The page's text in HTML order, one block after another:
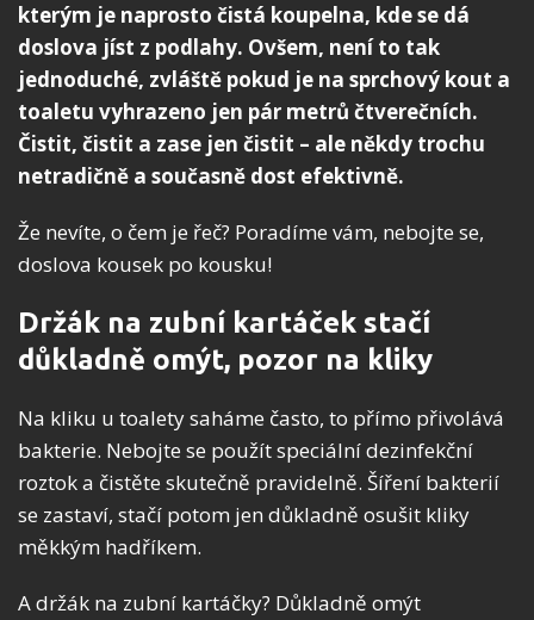
kterým je naprosto čistá koupelna, kde se dá
doslova jíst z podlahy. Ovšem, není to tak
jednoduché, zvláště pokud je na sprchový kout a
toaletu vyhrazeno jen pár metrů čtverečních.
Čistit, čistit a zase jen čistit – ale někdy trochu
netradičně a současně dost efektivně.
Že nevíte, o čem je řeč? Poradíme vám, nebojte se,
doslova kousek po kousku!
Držák na zubní kartáček stačí
důkladně omýt, pozor na kliky
Na kliku u toalety saháme často, to přímo přivolává
bakterie. Nebojte se použít speciální dezinfekční
roztok a čistěte skutečně pravidelně. Šíření bakterií
se zastaví, stačí potom jen důkladně osušit kliky
měkkým hadříkem.
A držák na zubní kartáčky? Důkladně omýt